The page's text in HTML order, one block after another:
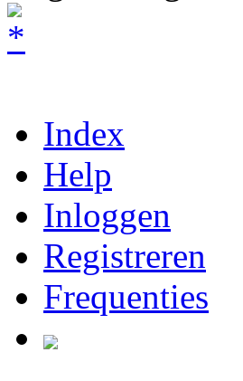
Index
Help
Inloggen
Registreren
Frequenties